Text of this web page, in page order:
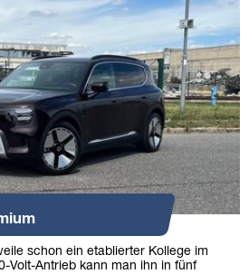
schon ein etablierter Kollege im
Volt-Antrieb kann man ihn in fünf